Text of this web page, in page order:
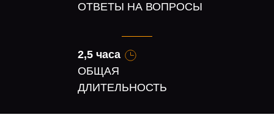
ОТВЕТЫ НА ВОПРОСЫ
2,5 часа
ОБЩАЯ
ДЛИТЕЛЬНОСТЬ